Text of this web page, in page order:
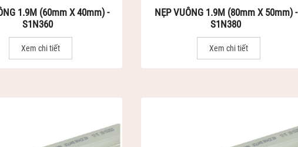
1.9M (60mm X 40mm) -
S1N360
Xem chi tiết
NẸP VUÔNG 1.9M (80mm X 50mm) -
S1N380
Xem chi tiết